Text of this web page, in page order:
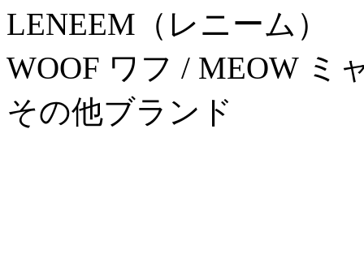
LENEEM（レニーム）
WOOF ワフ / MEOW ミ
その他ブランド